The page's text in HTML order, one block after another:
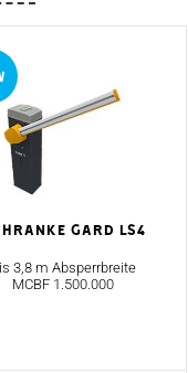
GARD LS4
3,8 m Absperrbreite
MCBF 1.500.000